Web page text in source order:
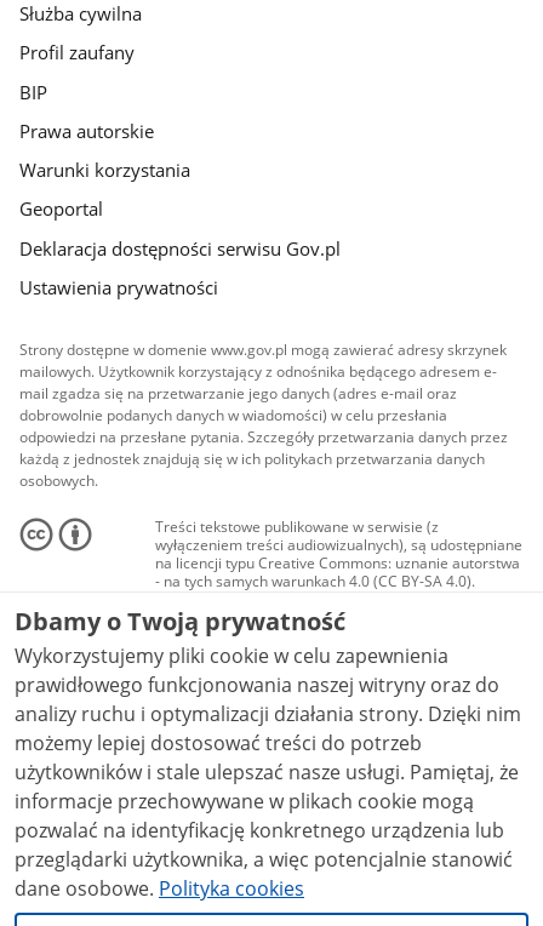
Służba cywilna
Profil zaufany
BIP
Prawa autorskie
Warunki korzystania
Geoportal
Deklaracja dostępności serwisu Gov.pl
Ustawienia prywatności
Strony dostępne w domenie www.gov.pl mogą zawierać adresy skrzynek
mailowych. Użytkownik korzystający z odnośnika będącego adresem e-
mail zgadza się na przetwarzanie jego danych (adres e-mail oraz
dobrowolnie podanych danych w wiadomości) w celu przesłania
odpowiedzi na przesłane pytania. Szczegóły przetwarzania danych przez
każdą z jednostek znajdują się w ich politykach przetwarzania danych
osobowych.
Treści tekstowe publikowane w serwisie (z
wyłączeniem treści audiowizualnych), są udostępniane
na licencji typu Creative Commons: uznanie autorstwa
- na tych samych warunkach 4.0 (CC BY-SA 4.0).
Materiały audiowizualne, w tym zdjęcia, materiały
audio i wideo, są udostępniane na licencji typu
Creative Commons: uznanie autorstwa użycie
niekomercyjne - bez utworów zależnych 4.0 (CC BY-
NC-ND 4.0), o ile nie jest to stwierdzone inaczej.
Dbamy o Twoją prywatność
Wykorzystujemy pliki cookie w celu zapewnienia
prawidłowego funkcjonowania naszej witryny oraz do
analizy ruchu i optymalizacji działania strony. Dzięki nim
możemy lepiej dostosować treści do potrzeb
użytkowników i stale ulepszać nasze usługi. Pamiętaj, że
informacje przechowywane w plikach cookie mogą
pozwalać na identyfikację konkretnego urządzenia lub
przeglądarki użytkownika, a więc potencjalnie stanowić
dane osobowe. Polityka cookies